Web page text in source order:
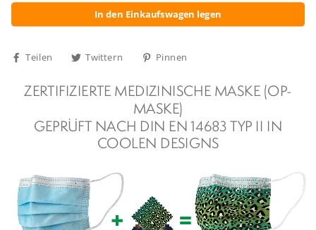
In den Einkaufswagen legen
Teilen
Auf
teilen
Twittern
Auf
twittern
Pinnen
pinnen
ZERTIFIZIERTE MEDIZINISCHE MASKE (OP-
MASKE)
GEPRÜFT NACH DIN EN 14683 TYP II IN
COOLEN DESIGNS